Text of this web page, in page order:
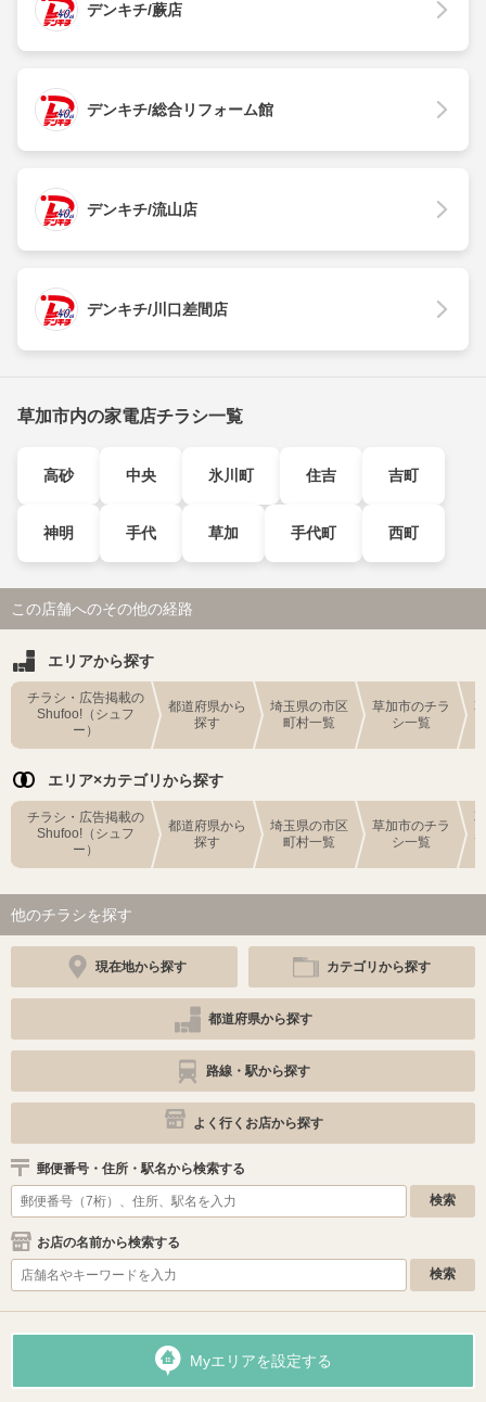
デンキチ/蕨店
デンキチ/総合リフォーム館
デンキチ/流山店
デンキチ/川口差間店
草加市内の家電店チラシ一覧
高砂 中央 氷川町 住吉 吉町
神明 手代 草加 手代町 西町
この店舗へのその他の経路
エリアから探す
チラシ・広告掲載の
Shufoo!（シュフ
ー）
都道府県から
探す
埼玉県の市区
町村一覧
草加市のチラ
シ一覧
エリア×カテゴリから探す
チラシ・広告掲載の
Shufoo!（シュフ
ー）
都道府県から
探す
埼玉県の市区
町村一覧
草加市のチラ
シ一覧
他のチラシを探す
現在地から探す カテゴリから探す
都道府県から探す
路線・駅から探す
よく行くお店から探す
郵便番号・住所・駅名から検索する
お店の名前から検索する
Myエリアを設定する